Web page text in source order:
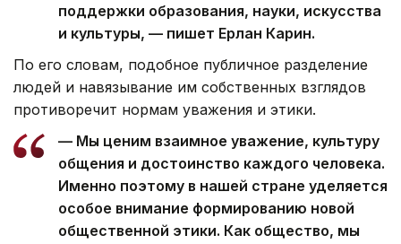
поддержки образования, науки, искусства
и культуры, — пишет Ерлан Карин.
По его словам, подобное публичное разделение
людей и навязывание им собственных взглядов
противоречит нормам уважения и этики.
— Мы ценим взаимное уважение, культуру
общения и достоинство каждого человека.
Именно поэтому в нашей стране уделяется
особое внимание формированию новой
общественной этики. Как общество, мы